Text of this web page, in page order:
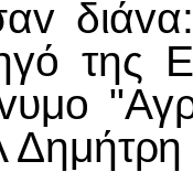
της